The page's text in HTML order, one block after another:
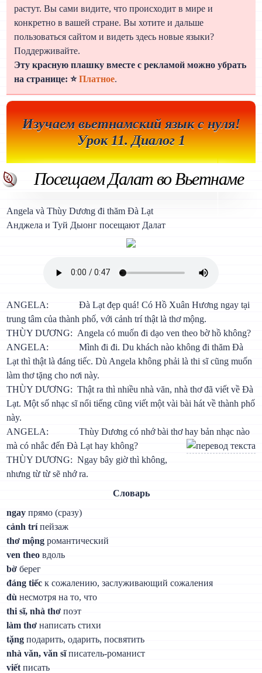
растут. Вы сами видите, что происходит в мире и
конкретно в вашей стране. Вы хотите и дальше
пользоваться сайтом и видеть здесь новые языки?
Поддерживайте.
Эту красную плашку вместе с рекламой можно убрать
на странице: ⭐Платное.
Изучаем вьетнамский язык с нуля!
Урок 11. Диалог 1
Посещаем Далат во Вьетнаме
Angela và Thùy Dương đi thăm Đà Lạt
Анджела и Туй Дыонг посещают Далат
ANGELA: Đà Lạt đẹp quá! Có Hồ Xuân Hương ngay tại
trung tâm của thành phố, với cảnh trí thật là thơ mộng.
THÙY DƯƠNG: Angela có muốn đi dạo ven theo bờ hồ không?
ANGELA: Mình đi đi. Du khách nào không đi thăm Đà
Lạt thì thật là đáng tiếc. Dù Angela không phải là thi sĩ cũng muốn
làm thơ tặng cho nơi này.
THÙY DƯƠNG: Thật ra thì nhiều nhà văn, nhà thơ đã viết về Đà
Lạt. Một số nhạc sĩ nổi tiếng cũng viết một vài bài hát về thành phố
này.
ANGELA: Thùy Dương có nhớ bài thơ hay bản nhạc nào
mà có nhắc đến Đà Lạt hay không?
THÙY DƯƠNG: Ngay bây giờ thì không,
nhưng từ từ sẽ nhớ ra.
Словарь
ngay прямо (сразу)
cảnh tríпейзаж
thơ mộng романтический
ven theo вдоль
bờ берег
đáng tiếc к сожалению, заслуживающий сожаления
dù несмотря на то, что
thi sĩ, nhà thơ поэт
làm thơ написать стихи
tặng подарить, одарить, посвятить
nhà văn, văn sĩписатель-романист
viết писать